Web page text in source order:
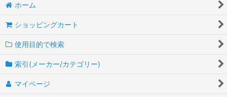
ホーム
ショッピングカート
使用目的で検索
索引(メーカー/カテゴリー)
マイページ